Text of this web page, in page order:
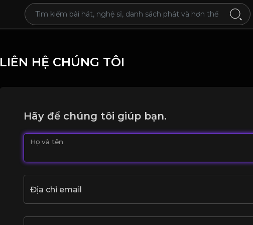
LIÊN HỆ CHÚNG TÔI
Hãy để chúng tôi giúp bạn.
Họ và tên
Địa chỉ email